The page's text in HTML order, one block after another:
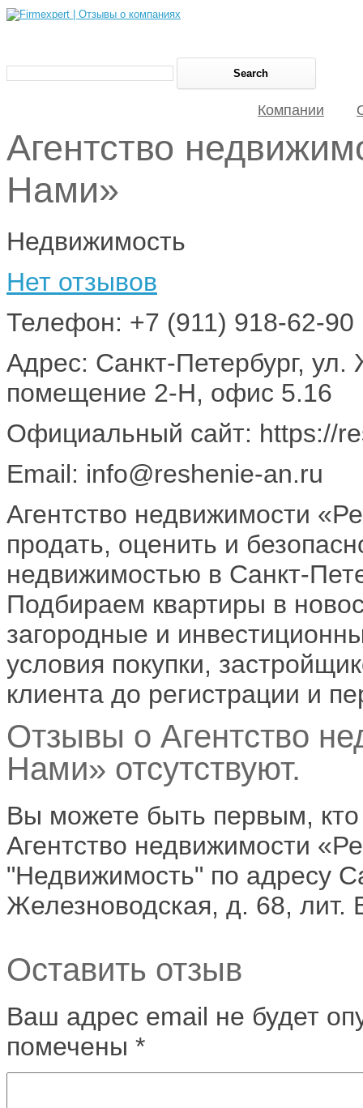
Компании
Агентство
Нами»
Недвижимость
Нет отзывов
Телефон: +7 (911) 918-62-90
Адрес: Санкт-Петербург,
помещение 2-Н, офис 5.16
Официальный сайт: https://
Email: info@reshenie-an.ru
Агентство недвижимости
продать, оценить и
недвижимостью в Санкт-
Подбираем квартиры в
загородные и
условия покупки,
клиента до регистрации и
Отзывы о Агентство
Нами» отсутствуют.
Вы можете быть первым,
Агентство недвижимости
"Недвижимость" по адресу
Железноводская, д. 68,
Оставить отзыв
Ваш адрес email не будет
помечены *